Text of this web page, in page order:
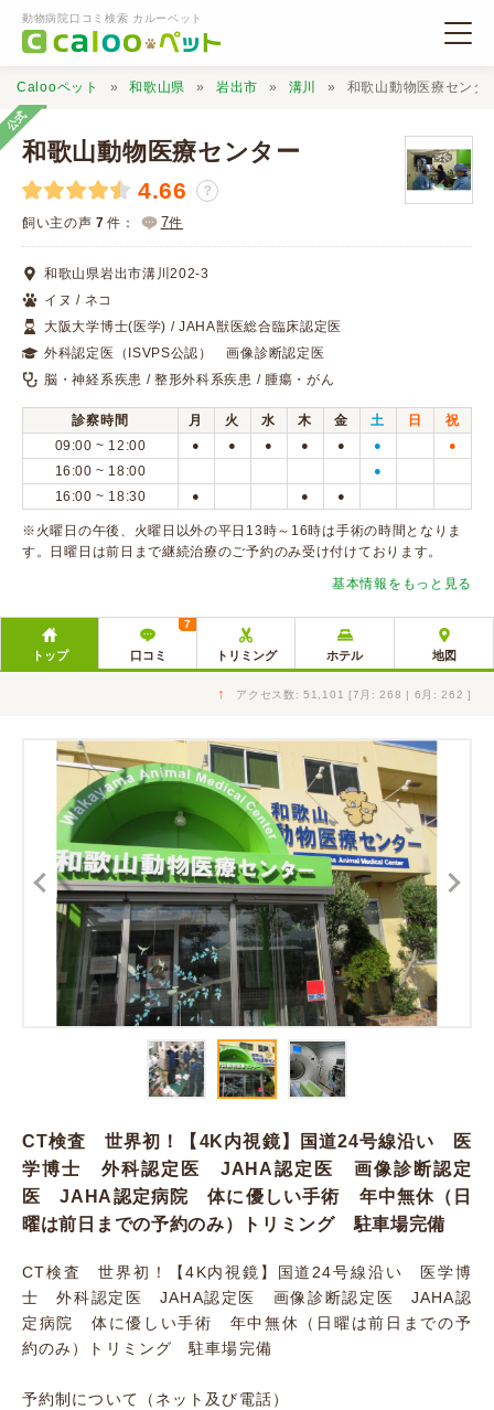
動物病院口コミ検索 カルーペット
動物病院検索
口コミ検索
Calooペットとは？
口コミ投稿
Calooペット 和歌山県 岩出市 溝川 和歌山動物医療センタ
公式
和歌山動物医療センター
4.66 ？
飼い主の声 7 件： 7件
和歌山県岩出市溝川202-3
イヌ / ネコ
大阪大学博士(医学) / JAHA獣医総合臨床認定医
外科認定医（ISVPS公認） 画像診断認定医
脳・神経系疾患 / 整形外科系疾患 / 腫瘍・がん
診察時間 月 火 水 木 金 土 日
祝
09:00 ~ 12:00
● ● ● ● ● ● ●
16:00 ~ 18:00 ●
16:00 ~ 18:30 ● ● ●
※火曜日の午後、火曜日以外の平日13時～16時は手術の時間となりま
す。日曜日は前日まで継続治療のご予約のみ受け付けております。
基本情報をもっと見る
トップ 口コミ
7
トリミング ホテル 地図
↑ アクセス数: 51,101 [7月: 268 | 6月: 262 ]
CT検査 世界初！【4K内視鏡】国道24号線沿い 医
学博士 外科認定医 JAHA認定医 画像診断認定
医 JAHA認定病院 体に優しい手術 年中無休（日
曜は前日までの予約のみ）トリミング 駐車場完備
CT検査 世界初！【4K内視鏡】国道24号線沿い 医学博
士 外科認定医 JAHA認定医 画像診断認定医 JAHA認
定病院 体に優しい手術 年中無休（日曜は前日までの予
約のみ）トリミング 駐車場完備
予約制について（ネット及び電話）